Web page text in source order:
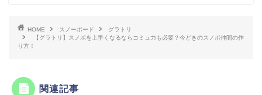
HOME スノーボード
グラトリ
【グラトリ】スノボを上手くなるならコミュ力も必要？今どきのスノボ仲間の作
り方！
関連記事